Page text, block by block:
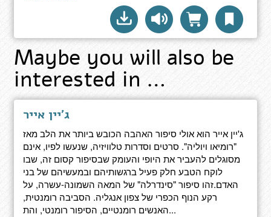
Maybe you will also be
interested in …
ג'יין אייר
ג'יין אייר הוא אולי סיפור האהבה הכובש ביותר את הלב מאז
"רומיאו ויוליה". סרטים וסדרות טלוויזיה, שנעשו לפיו, אינם
מסוגלים להעביר את היופי והעומק שבסיפור קסום זה, שבו
לוקח הטבע חלק פעיל ברגשותיהם ובמעשיהם של בני
האדם.זהו סיפור "סינדרלה" של המאה השמונה-עשרה, על
רקע הנוף הכפרי של צפון אנגליה. הסביבה רומנטית,
האנשים רומנטיים, הסיפור רומנטי, והת...